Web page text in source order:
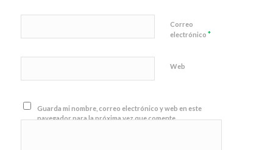
Correo
electrónico *
Web
Guarda mi nombre, correo electrónico y web en este
navegador para la próxima vez que comente.